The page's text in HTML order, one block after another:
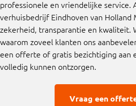
professionele en vriendelijke service.
verhuisbedrijf Eindhoven van Holland
zekerheid, transparantie en kwaliteit.
waarom zoveel klanten ons
een offerte of gratis bezichtiging aan
volledig kunnen ontzorgen.
Vraag een